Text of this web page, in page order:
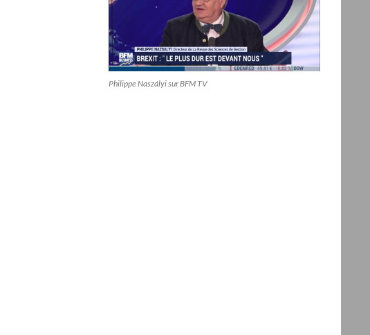
Philippe Naszályi sur BFM TV